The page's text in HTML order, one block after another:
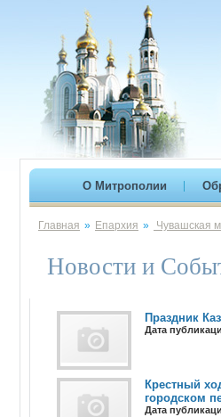
О Митрополии
Главная » Епархия » Чувашская
Новости и
Праздник
Дата
Крестный
городском
Дата